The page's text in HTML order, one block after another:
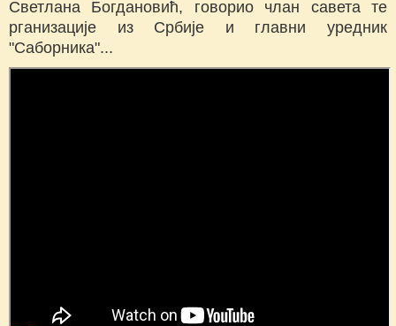
Светлана Богдановић, говорио члан савета те
рганизације из Србије и главни уредник
"Саборника"...